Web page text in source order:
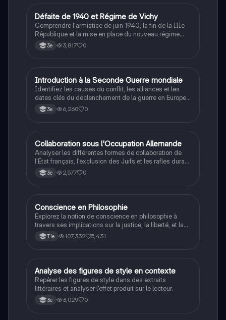
DHistoire
Défaite de 1940 et Régime de Vichy
Comprendre l'armistice de juin 1940, la fin de la IIIe
République et la mise en place du nouveau régime
autoritaire de Philippe Pétain.
3e 3,817 0
IHistoire
Introduction à la Seconde Guerre mondiale
Identifiez les causes du conflit, les alliances et les
dates clés du déclenchement de la guerre en Europe
et dans le Pacifique.
3e 6,260 0
CHistoire
Collaboration sous l'Occupation Allemande
Analyser les différentes formes de collaboration de
l'État français, l'exclusion des Juifs et les rafles durant
la Seconde Guerre mondiale.
3e 2,577 0
Philosophie
Conscience en Philosophie
Explorez la notion de conscience en philosophie à
travers ses implications sur la justice, la liberté, et la
connaissance. Cette fiche de révision aborde les
débats philosophiques sur la conscience, le cogito, et
étudiants en philosophie cherchant à approfondir leur
compréhension des enjeux éthiques et existentiels.
Tle 107,332 5,431
AFrançais
Analyse des figures de style en contexte
Repérer les figures de style dans des extraits
littéraires et analyser l'effet produit sur le lecteur.
3e 3,029 0